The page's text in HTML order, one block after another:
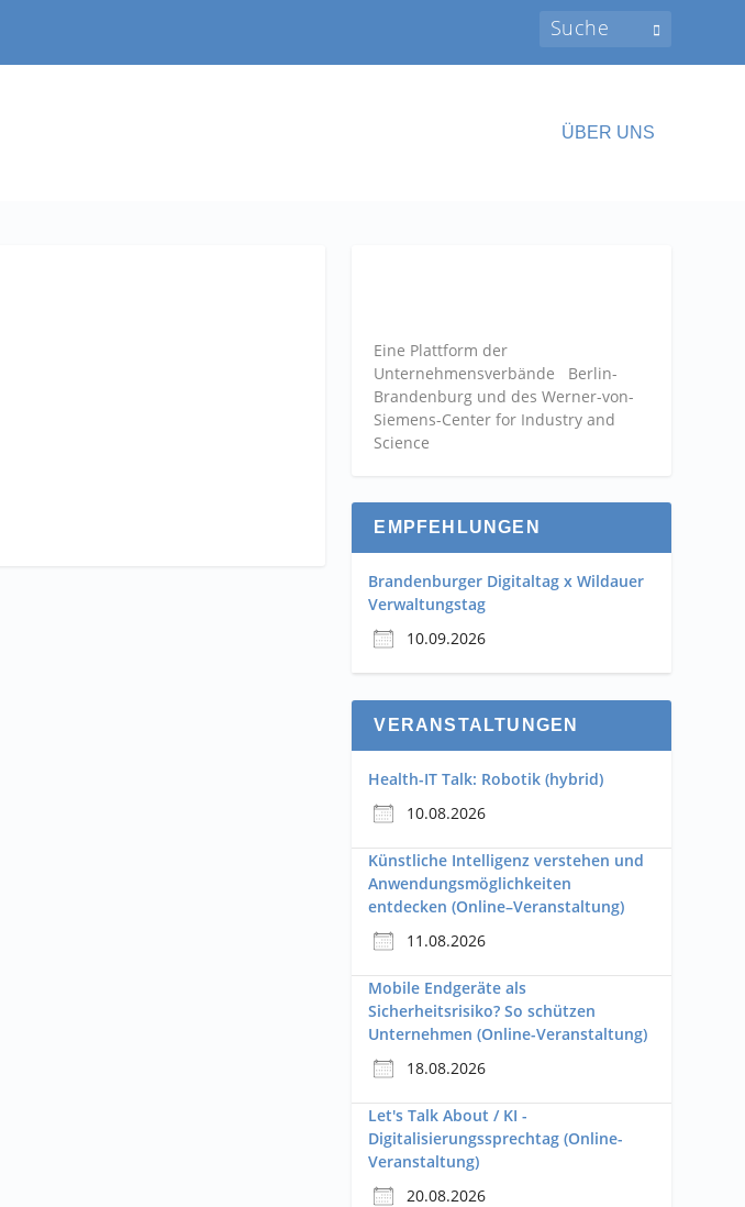
ÜBER UNS
Eine Plattform der
Unternehmensverbände Berlin-
Brandenburg und des Werner-von-
Siemens-Center for Industry and
Science
EMPFEHLUNGEN
Brandenburger Digitaltag x Wildauer
Verwaltungstag
10.09.2026
VERANSTALTUNGEN
Health-IT Talk: Robotik (hybrid)
10.08.2026
Künstliche Intelligenz verstehen und
Anwendungsmöglichkeiten
entdecken (Online–Veranstaltung)
11.08.2026
Mobile Endgeräte als
Sicherheitsrisiko? So schützen
Unternehmen (Online-Veranstaltung)
18.08.2026
Let's Talk About / KI -
Digitalisierungssprechtag (Online-
Veranstaltung)
20.08.2026